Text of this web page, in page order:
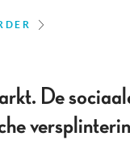
De